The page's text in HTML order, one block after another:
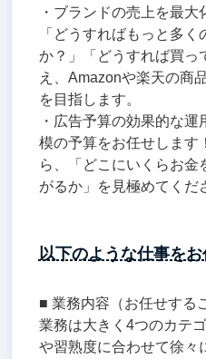
・ブランドの売上を最大
「どうすればもっと多
か？」「どうすれば買っ
え、Amazonや楽天の商
を目指します。
・広告予算の効果的な
模の予算をお任せします
ら、「どこにいくらお金
がるか」を見極めてくだ
以下のような仕事をお
■ 業務内容（お任せする
業務は大きく4つのカテ
や習熟度に合わせて徐々